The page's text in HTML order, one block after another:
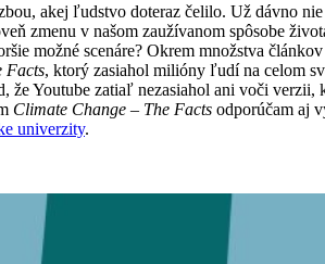
akej ľudstvo doteraz čelilo. Už dávno
zmenu v našom zaužívanom spôsobe
možné scenáre? Okrem množstva
Facts, ktorý zasiahol milióny ľudí na celom
že Youtube zatiaľ nezasiahol ani voči
Climate Change – The Facts odporúčam aj
univerzity.